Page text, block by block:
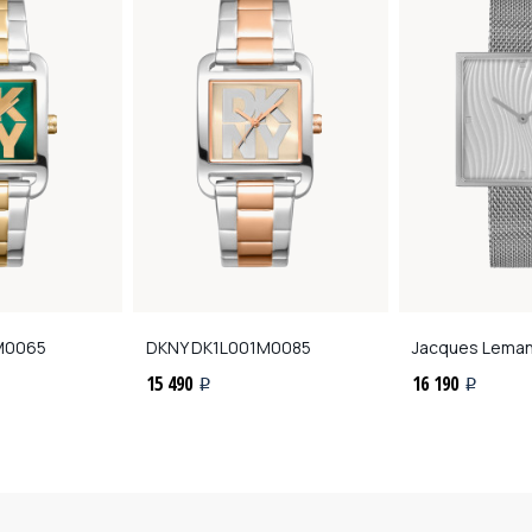
DKNYDK1L001M0085
15 490 i
Jacques
16 190 i